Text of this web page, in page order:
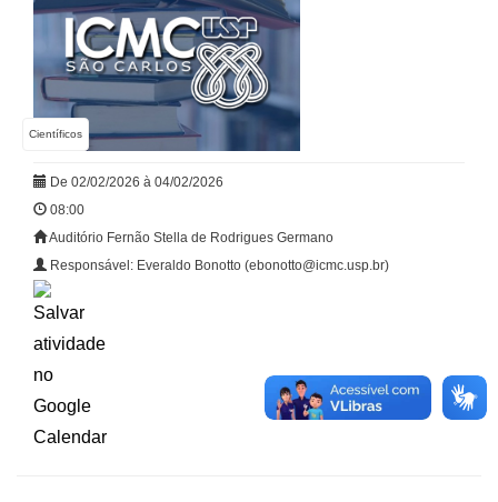
Científicos
De 02/02/2026 à 04/02/2026
08:00
Auditório Fernão Stella de Rodrigues Germano
Responsável: Everaldo Bonotto (ebonotto@icmc.usp.br)